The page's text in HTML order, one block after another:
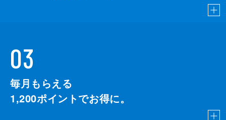
03
毎月もらえる
1,200ポイントでお得に。